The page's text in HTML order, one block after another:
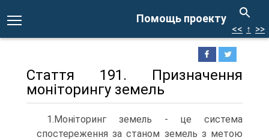
Помощь проекту
<< ↑ >>
Стаття 191. Призначення
моніторингу земель
1.Моніторинг земель - це система
спостереження за станом земель з метою